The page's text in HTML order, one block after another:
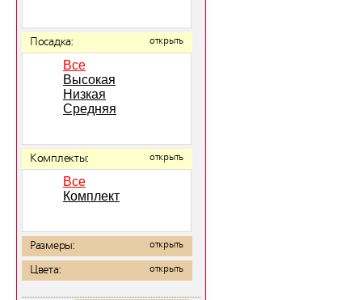
Посадка: открыть
Все
Высокая
Низкая
Средняя
Комплекты: открыть
Все
Комплект
Размеры: открыть
Цвета: открыть